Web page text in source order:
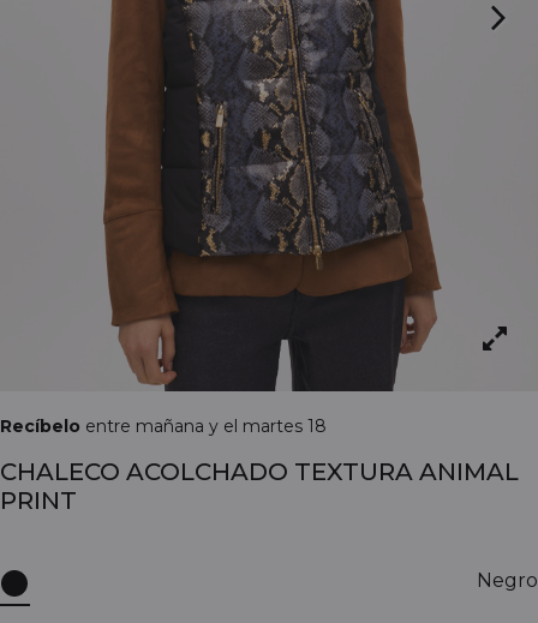
Recíbelo entre mañana y el martes 18
CHALECO ACOLCHADO TEXTURA ANIMAL
PRINT
Negro